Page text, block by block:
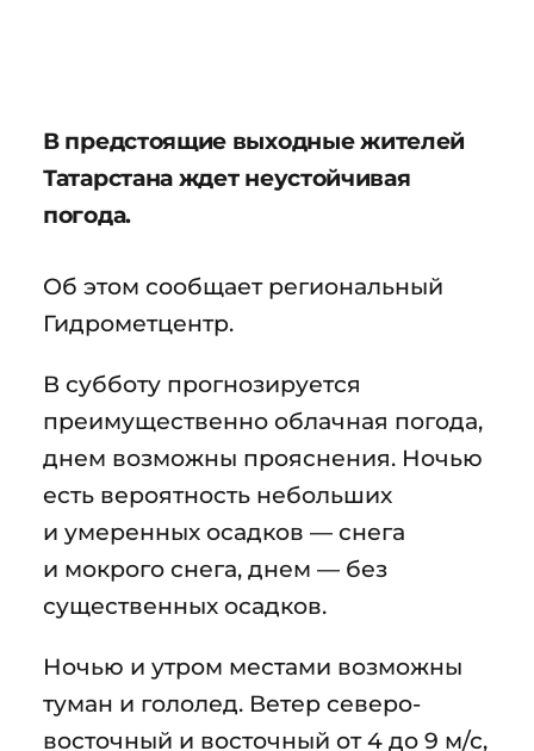
В предстоящие выходные жителей
Татарстана ждет неустойчивая
погода.
Об этом сообщает региональный
Гидрометцентр.
В субботу прогнозируется
преимущественно облачная погода,
днем возможны прояснения. Ночью
есть вероятность небольших
и умеренных осадков — снега
и мокрого снега, днем — без
существенных осадков.
Ночью и утром местами возможны
туман и гололед. Ветер северо-
восточный и восточный от 4 до 9 м/с,